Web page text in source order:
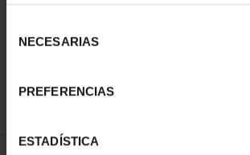
NECESARIAS
PREFERENCIAS
ESTADÍSTICA
73,00 €